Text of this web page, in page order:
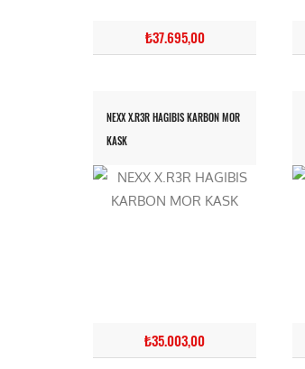
₺37.695,00
NEXX X.R3R HAGIBIS KARBON MOR
KASK
₺35.003,00